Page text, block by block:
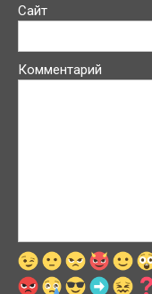
Сайт
Комментарий